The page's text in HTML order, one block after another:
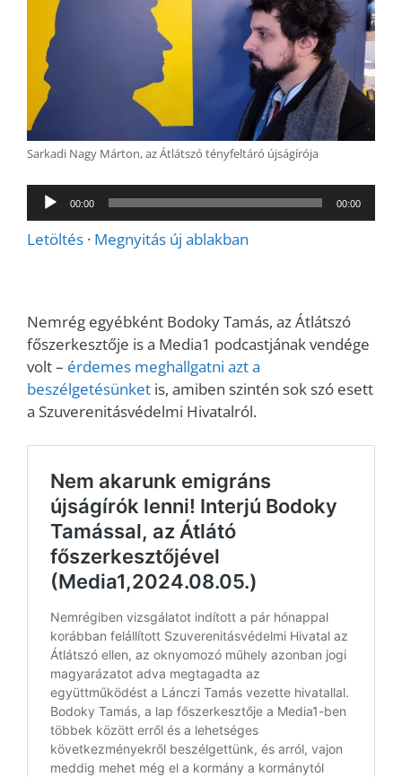
Sarkadi Nagy Márton, az Átlátszó tényfeltáró újságírója
Audió
lejátszó
00:00 00:00
Letöltés · Megnyitás új ablakban
Nemrég egyébként Bodoky Tamás, az Átlátszó
főszerkesztője is a Media1 podcastjának vendége
volt – érdemes meghallgatni azt a
beszélgetésünket is, amiben szintén sok szó esett
a Szuverenitásvédelmi Hivatalról.